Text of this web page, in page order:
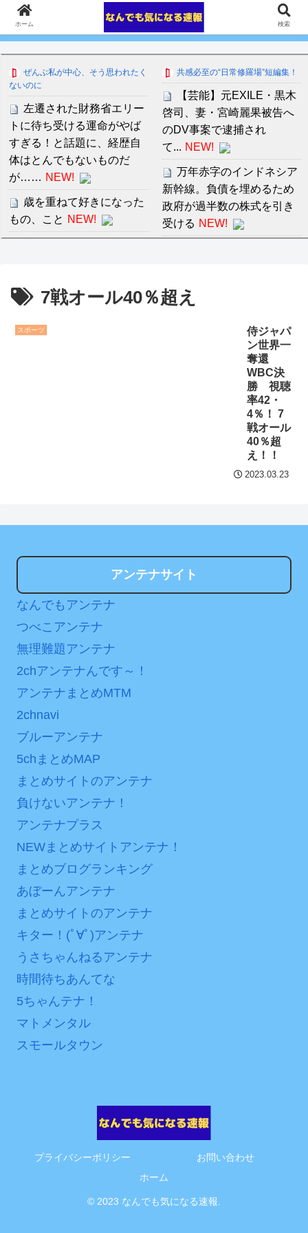
ぜんぶ私が中心、そう思われたく
ないのに
左遷された財務省エリー
トに待ち受ける運命がやば
すぎる！と話題に、経歴自
体はとんでもないものだ
が…… NEW!
歳を重ねて好きになった
もの、こと NEW!
ＮＨＫが映らないテレビ
で料金は不当と主張してい
日本が北朝鮮に辛勝し二
次予選3連勝も、海外ファン
は采配に辛辣「おそろしい
内容の後半」「今日の森保
はチキン」
七ツ森りり ご令嬢と召使
いの禁断の恋…1日だけ許さ
れた夫婦としての時間をひ
たすら愛し合う。
Powered by livedoor 相
互RSS
共感必至の“日常修羅場”短編集！
【芸能】元EXILE・黒木
啓司、妻・宮崎麗果被告へ
のDV事案で逮捕され
て... NEW!
万年赤字のインドネシア
新幹線。負債を埋めるため
政府が過半数の株式を引き
受ける NEW!
セ・リーグ出塁回数ラン
キング 直近3週間｜2026年
【地獄のような聴聞会】
Ｗ杯１次Ｌ敗退の韓国 議員
が「なぜ負けたのか？」ソ
ン・フンミン先発落ちは
すまん熊本やがコンビニ
に食品も水もない
円の課金チケに
海外「日本よ、お前がナ
ンバーワンだ」 熊本地震直
ンが“まんまジャニーズ”とフ
7戦オール40％超え
スポーツ
侍ジャパ
ン世界一
奪還
WBC決
勝 視聴
率42・
4％！ 7
戦オール
40％超
え！！
2023.03.23
アンテナサイト
なんでもアンテナ
つべこアンテナ
無理難題アンテナ
2chアンテナんです～！
アンテナまとめMTM
2chnavi
ブルーアンテナ
5chまとめMAP
まとめサイトのアンテナ
負けないアンテナ！
アンテナプラス
NEWまとめサイトアンテナ！
まとめブログランキング
あぼーんアンテナ
まとめサイトのアンテナ
キター！(ﾟ∀ﾟ)アンテナ
うさちゃんねるアンテナ
時間待ちあんてな
5ちゃんテナ！
マトメンタル
スモールタウン
プライバシーポリシー
お問い合わせ
ホーム
© 2023 なんでも気になる速報.
ホーム 検索